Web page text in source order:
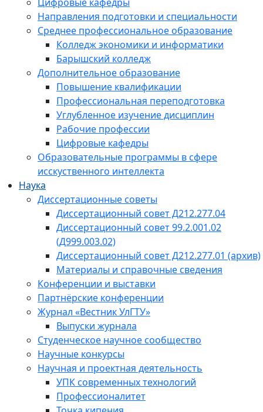
Направления подготовки и специальности
Среднее профессиональное образование
Колледж экономики и информатики
Барышский колледж
Дополнительное образование
Повышение квалификации
Профессиональная переподготовка
Углубленное изучение дисциплин
Рабочие профессии
Цифровые кафедры
Образовательные программы в сфере
исскуственного интеллекта
Наука
Диссертационные советы
Диссертационный совет Д212.277.04
Диссертационный совет 99.2.001.02
(Д999.003.02)
Диссертационный совет Д212.277.01 (архив)
Материалы и справочные сведения
Конференции и выставки
Партнёрские конференции
Журнал «Вестник УлГТУ»
Выпуски журнала
Студенческое научное сообщество
Научные конкурсы
Научная и проектная деятельность
УПК современных технологий
Профессионалитет